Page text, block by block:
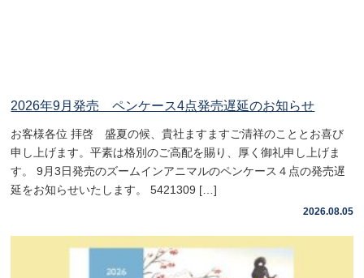
2026年9月発売 ペンケース4点発売遅延のお知らせ
お客様各位 拝啓 盛夏の候、貴社ますますご清祥のこととお喜び
申し上げます。平素は格別のご高配を賜り、厚く御礼申し上げま
す。 9月3日発売のズームインアニマルのペンケース４点の発売遅
延をお知らせいたします。 5421309 […]
2026.08.05